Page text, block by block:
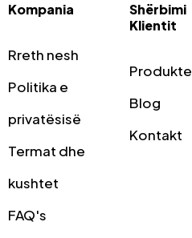
Kompania
Rreth nesh
Politika e
privatësisë
Termat dhe
kushtet
FAQ's
Shërbimi
Klientit
Produkte
Blog
Kontakt